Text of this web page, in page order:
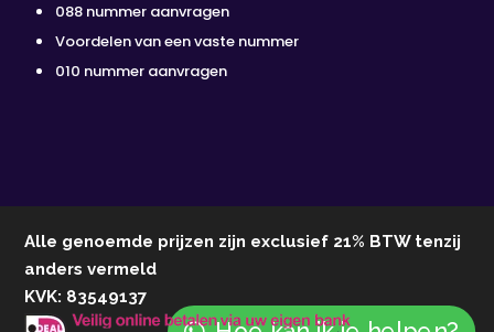
088 nummer aanvragen
Voordelen van een vaste nummer
010 nummer aanvragen
Alle genoemde prijzen zijn exclusief 21% BTW tenzij
anders vermeld
KVK: 83549137